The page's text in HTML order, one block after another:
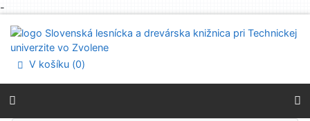
-
Prejsť na menu
Prehlásenie o webovej prístupnosti
V košíku (0)